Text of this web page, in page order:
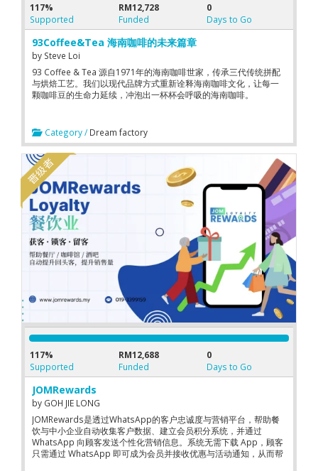
117%
Supported
RM12,728
Funded
0
Days to Go
93Coffee&Tea 海南咖啡的未来篇章
by Steve Loi
93 Coffee & Tea 源自1971年的海南咖啡世家，传承三代传统拼配
与烘焙工艺。我们以现代品牌方式重新诠释海南咖啡文化，让每一
颗咖啡豆的生命力延续，冲泡出一杯杯会呼吸的海南咖啡。
Category / Dream factory
117%
Supported
RM12,688
Funded
0
Days to Go
JOMRewards
by GOH JIE LONG
JOMRewards是透过WhatsApp的客户忠诚度与营销平台，帮助餐
饮与中小企业自动收集客户数据、建立会员积分系统，并通过
WhatsApp 向顾客发送个性化营销信息。系统无需下载 App，顾客
只需通过 WhatsApp 即可成为会员并接收优惠与活动通知，从而帮